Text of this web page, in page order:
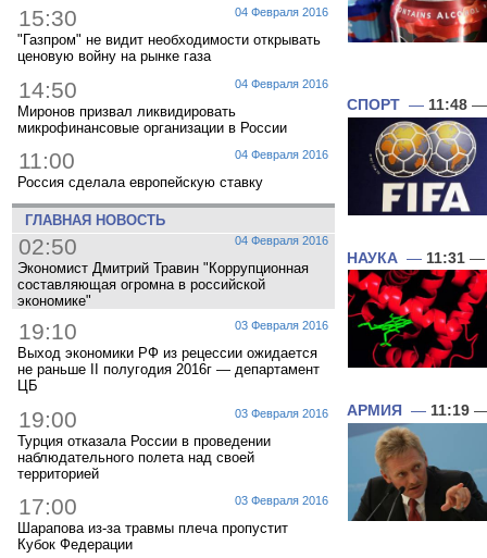
04 Февраля 2016
15:30
"Газпром" не видит необходимости открывать
ценовую войну на рынке газа
04 Февраля 2016
14:50
Миронов призвал ликвидировать
микрофинансовые организации в России
04 Февраля 2016
11:00
Россия сделала европейскую ставку
ГЛАВНАЯ НОВОСТЬ
04 Февраля 2016
02:50
Экономист Дмитрий Травин "Коррупционная
составляющая огромна в российской
экономике"
03 Февраля 2016
19:10
Выход экономики РФ из рецессии ожидается
не раньше II полугодия 2016г — департамент
ЦБ
03 Февраля 2016
19:00
Турция отказала России в проведении
наблюдательного полета над своей
территорией
03 Февраля 2016
17:00
Шарапова из-за травмы плеча пропустит
Кубок Федерации
СПОРТ — 11:48 —
НАУКА — 11:31 —
АРМИЯ — 11:19 —